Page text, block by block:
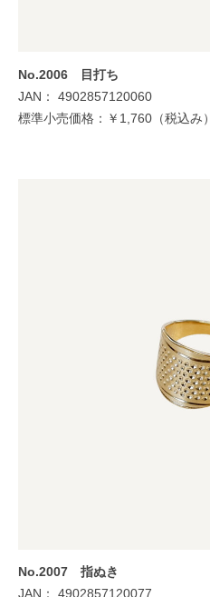
No.2006 目打ち
JAN： 4902857120060
標準小売価格：￥1,760（税込み）
No.2007 指ぬき
JAN： 4902857120077